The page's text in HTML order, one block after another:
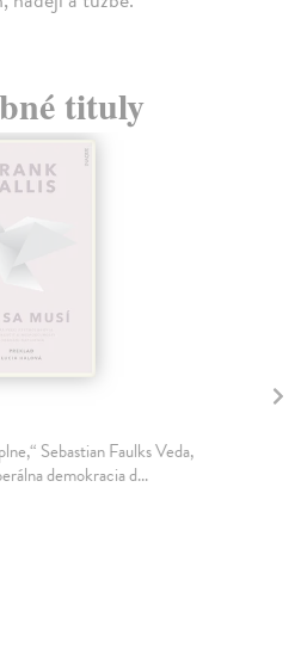
tituly
Sebastian Faulks Veda,
demokracia d...